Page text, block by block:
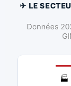
✈ LE
Données
🏭